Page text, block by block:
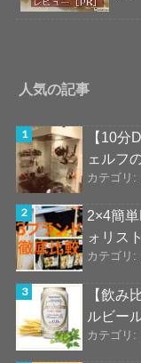
人気の記事
【10
ェルフ
カテゴリ:
2×4簡
ォリス
カテゴリ:
【飲み
ルビー
カテゴリ: